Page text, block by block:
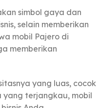
simbol gaya dan
selain memberikan
mobil Pajero di
memberikan
yang luas, cocok
yang terjangkau, mobil